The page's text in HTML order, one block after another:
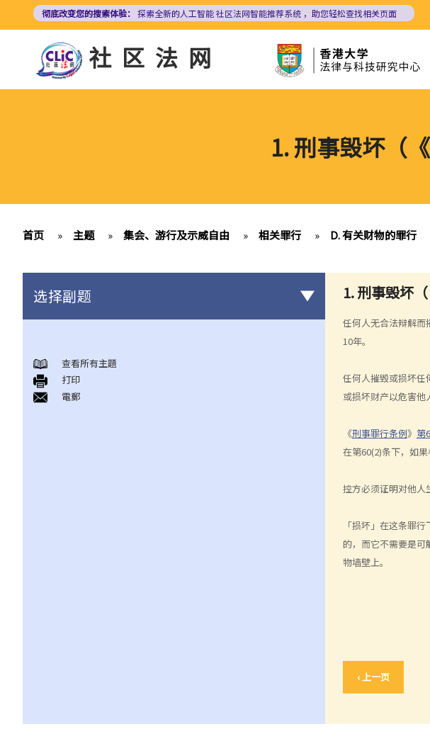
内
彻底改变您的搜索体验： 探索全新的人工智能社区法网智能推荐系统 ，助您轻松查找相关页面
社区法网
1. 刑事毁坏（
首页 » 主题 » 集会、游行及示威自由 » 相关罪行 » D. 有关财物的罪行
1. 刑事毁坏
任何人无合法辩解而
10年。
任何人摧毁或损坏任
或损坏财产以危害他
《刑事罪行条例》 第
在第60(2)条下，如果
控方必须证明对他人
「损坏」在这条罪
的，而它不需要是可
物墙壁上。
‹ 上一页
选择副题
A. 本质、程度及限制
B. 政府的确切责任
《公安条例》（第245章）
止或反对的通知？
查看所有主題
打印
電郵